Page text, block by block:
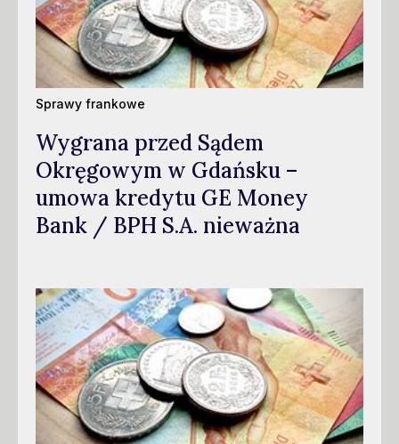
Sprawy frankowe
Wygrana przed Sądem
Okręgowym w Gdańsku –
umowa kredytu GE Money
Bank / BPH S.A. nieważna